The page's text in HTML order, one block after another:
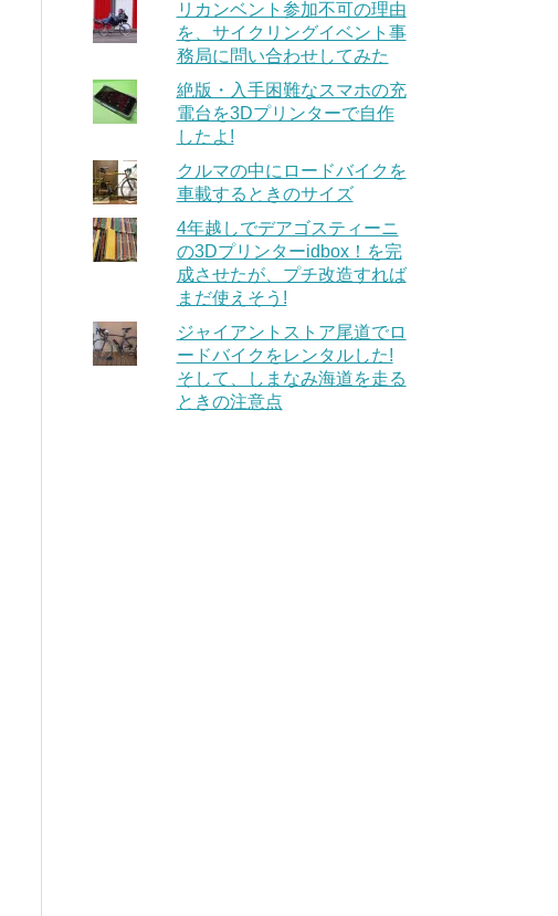
リカンベント参加不可の理由
を、サイクリングイベント事
務局に問い合わせしてみた
絶版・入手困難なスマホの充
電台を3Dプリンターで自作
したよ!
クルマの中にロードバイクを
車載するときのサイズ
4年越しでデアゴスティーニ
の3Dプリンターidbox！を完
成させたが、プチ改造すれば
まだ使えそう!
ジャイアントストア尾道でロ
ードバイクをレンタルした!
そして、しまなみ海道を走る
ときの注意点